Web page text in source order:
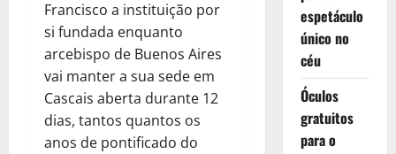
Francisco a instituição por
si fundada enquanto
arcebispo de Buenos Aires
vai manter a sua sede em
Cascais aberta durante 12
dias, tantos quantos os
anos de pontificado do
espetáculo
único no
céu
Óculos
gratuitos
para o